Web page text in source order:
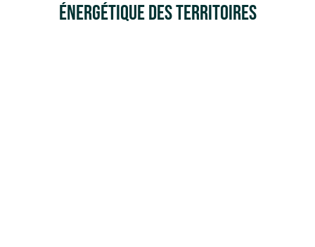
énergétique des territoires